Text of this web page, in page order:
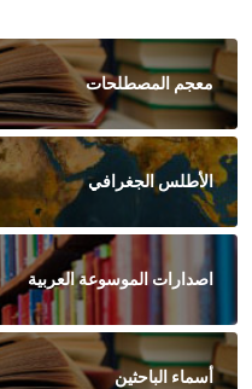
معجم المصطلحات
الأطلس الجغرافي
اصدارات الموسوعة العربية
أسماء الباحثين